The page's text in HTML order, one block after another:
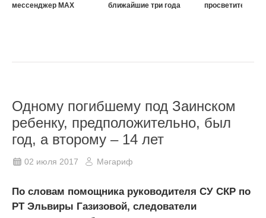
мессенджер MAX
ближайшие три года
просветителей
Одному погибшему под Заинском
ребенку, предположительно, был
год, а второму – 14 лет
02 июля 2017 Мәгариф
По словам помощника руководителя СУ СКР по
РТ Эльвиры Газизовой, следователи